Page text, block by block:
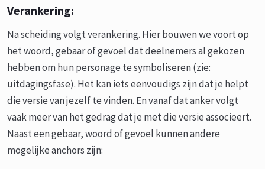
Verankering:
Na scheiding volgt verankering. Hier bouwen we voort op
het woord, gebaar of gevoel dat deelnemers al gekozen
hebben om hun personage te symboliseren (zie:
uitdagingsfase). Het kan iets eenvoudigs zijn dat je helpt
die versie van jezelf te vinden. En vanaf dat anker volgt
vaak meer van het gedrag dat je met die versie associeert.
Naast een gebaar, woord of gevoel kunnen andere
mogelijke anchors zijn: